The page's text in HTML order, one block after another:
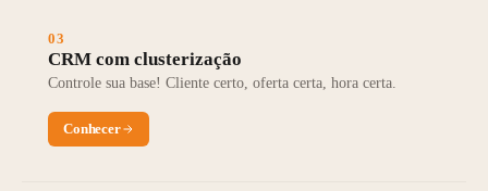
03
CRM com clusterização
Controle sua base! Cliente certo, oferta certa, hora certa.
Conhecer